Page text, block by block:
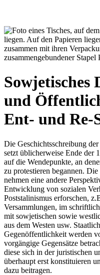
Sowjetisches
und
Ent- und Re-
Die Geschichtsschreibung
setzt üblicherweise Ende der
auf die Wendepunkte, an
zu protestieren begannen.
nehmen eine andere
Entwicklung von sozialen
Poststalinismus erforschen,
Versammlungen, im
mit sowjetischen sowie
aus dem Westen usw.
Gegenöffentlichkeit werden
vorgängige Gegensätze
diese sich in der juristischen
überhaupt erst konstituieren
dazu beitragen.